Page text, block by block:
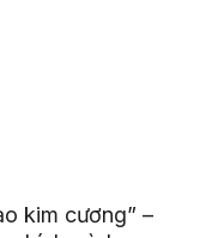
kim cương” –